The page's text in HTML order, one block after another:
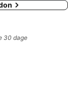
30 dage